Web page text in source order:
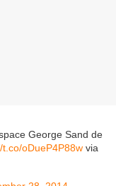
George Sand de
t.co/oDueP4P88w via